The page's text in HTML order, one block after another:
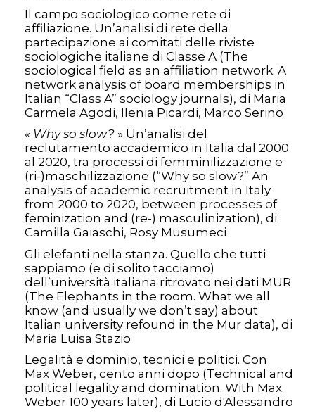
Il campo sociologico come rete di
affiliazione. Un’analisi di rete della
partecipazione ai comitati delle riviste
sociologiche italiane di Classe A (The
sociological field as an affiliation network. A
network analysis of board memberships in
Italian “Class A” sociology journals), di Maria
Carmela Agodi, Ilenia Picardi, Marco Serino
« Why so slow? » Un’analisi del
reclutamento accademico in Italia dal 2000
al 2020, tra processi di femminilizzazione e
(ri-)maschilizzazione (“Why so slow?” An
analysis of academic recruitment in Italy
from 2000 to 2020, between processes of
feminization and (re-) masculinization), di
Camilla Gaiaschi, Rosy Musumeci
Gli elefanti nella stanza. Quello che tutti
sappiamo (e di solito tacciamo)
dell’università italiana ritrovato nei dati MUR
(The Elephants in the room. What we all
know (and usually we don’t say) about
Italian university refound in the Mur data), di
Maria Luisa Stazio
Legalità e dominio, tecnici e politici. Con
Max Weber, cento anni dopo (Technical and
political legality and domination. With Max
Weber 100 years later), di Lucio d'Alessandro